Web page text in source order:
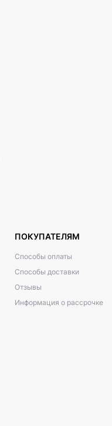
ПОКУПАТЕЛЯМ
Способы оплаты
Способы доставки
Отзывы
Информация о рассрочке